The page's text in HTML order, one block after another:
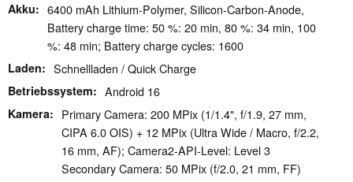
Akku
6400 mAh Lithium-Polymer, Silicon-Carbon-Anode,
Battery charge time: 50 %: 20 min, 80 %: 34 min, 100
%: 48 min; Battery charge cycles: 1600
Laden Schnellladen / Quick Charge
Betriebssystem Android 16
Kamera
Primary Camera: 200 MPix (1/1.4", f/1.9, 27 mm,
CIPA 6.0 OIS) + 12 MPix (Ultra Wide / Macro, f/2.2,
16 mm, AF); Camera2-API-Level: Level 3
Secondary Camera: 50 MPix (f/2.0, 21 mm, FF)